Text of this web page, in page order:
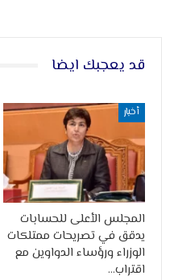
قد يعجبك ايضا
أخبار
المجلس الأعلى للحسابات
يدقق في تصريحات ممتلكات
الوزراء ورؤساء الدواوين مع
اقتراب…